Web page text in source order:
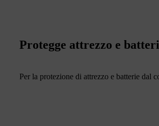
Protegge attrezzo e
Per la protezione di attrezzo e batterie dal